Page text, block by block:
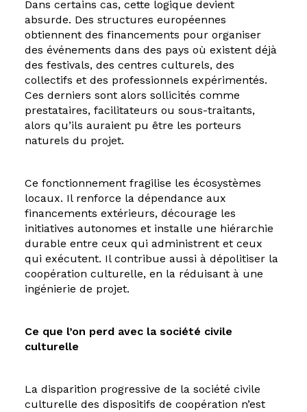
Dans certains cas, cette logique devient
absurde. Des structures européennes
obtiennent des financements pour organiser
des événements dans des pays où existent déjà
des festivals, des centres culturels, des
collectifs et des professionnels expérimentés.
Ces derniers sont alors sollicités comme
prestataires, facilitateurs ou sous-traitants,
alors qu’ils auraient pu être les porteurs
naturels du projet.
Ce fonctionnement fragilise les écosystèmes
locaux. Il renforce la dépendance aux
financements extérieurs, décourage les
initiatives autonomes et installe une hiérarchie
durable entre ceux qui administrent et ceux
qui exécutent. Il contribue aussi à dépolitiser la
coopération culturelle, en la réduisant à une
ingénierie de projet.
Ce que l’on perd avec la société civile
culturelle
La disparition progressive de la société civile
culturelle des dispositifs de coopération n’est